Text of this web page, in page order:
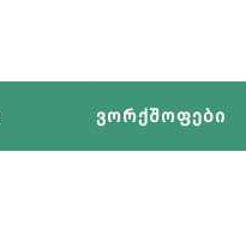
ვორქშოფები